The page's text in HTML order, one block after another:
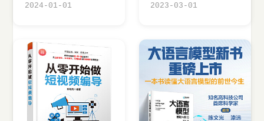
2024-01-01
2023-03-01